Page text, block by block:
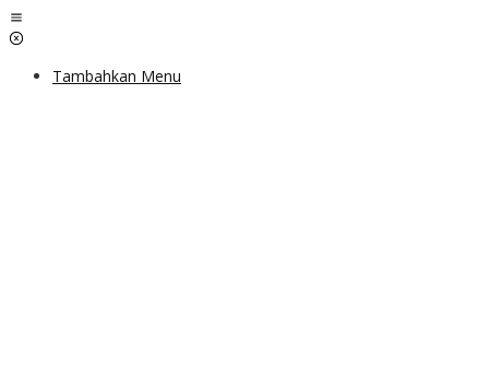
Lewati
ke
Tambahkan Menu